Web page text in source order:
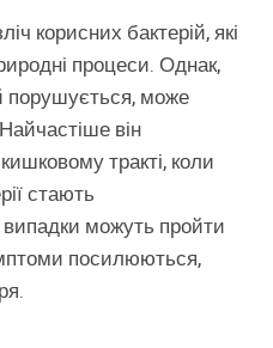
корисних бактерій, які
процеси. Однак,
порушується, може
він
тракті, коли
стають
можуть пройти
посилюються,